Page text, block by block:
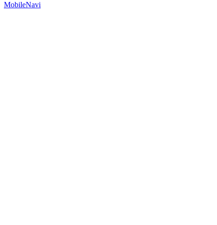
MobileNavi